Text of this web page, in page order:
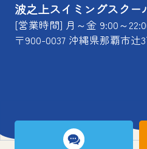
波之上スイミングスクー
[営業時間] 月～金 9:00～
〒900-0037 沖縄県那覇市辻